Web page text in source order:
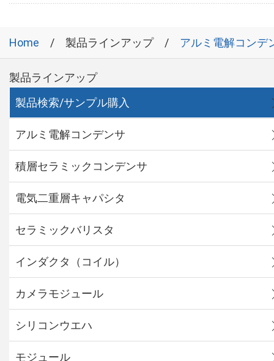
Home 製品ラインアップ アルミ電解コンデ
製品ラインアップ
製品検索/サンプル購入
アルミ電解コンデンサ
積層セラミックコンデンサ
電気二重層キャパシタ
セラミックバリスタ
インダクタ（コイル）
カメラモジュール
シリコンウエハ
モジュール